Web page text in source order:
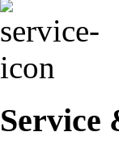
Service